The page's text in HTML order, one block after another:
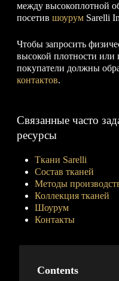
между высокоплотной
посетившоурум Sarelli
Чтобы запросить
высокой плотности или
покупатели должны
контактов.
Связанные часто
ресурсы
Ткани Sarelli
Состав тканей
Методы
Коллекция тканей
Шоурум
Контакты
Contents